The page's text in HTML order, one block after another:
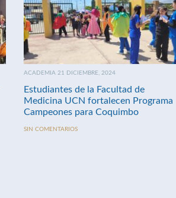
ACADEMIA 21 DICIEMBRE, 2024
Estudiantes de la Facultad de
Medicina UCN fortalecen Programa
Campeones para Coquimbo
SIN COMENTARIOS